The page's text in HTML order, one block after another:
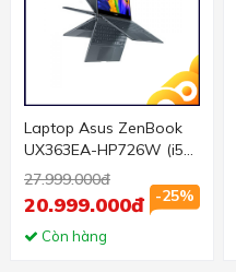
Laptop Asus ZenBook
UX363EA-HP726W (i5
1135G7/8GB
RAM/512GB SSD/13.3
FHD Cảm
ứng/Win11/Cáp/Bút/Túi/
27.999.000đ
-25%
20.999.000đ
Còn hàng